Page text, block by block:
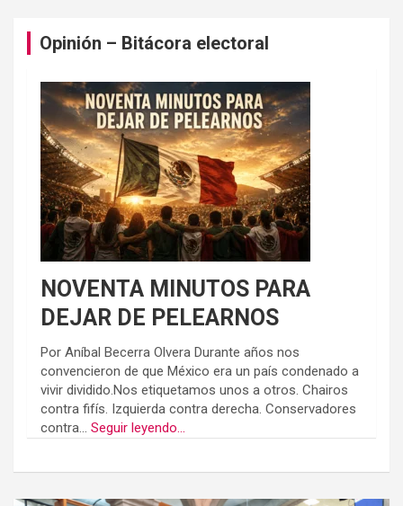
Opinión – Bitácora electoral
NOVENTA MINUTOS PARA
DEJAR DE PELEARNOS
Por Aníbal Becerra Olvera Durante años nos
convencieron de que México era un país condenado a
vivir dividido.Nos etiquetamos unos a otros. Chairos
contra fifís. Izquierda contra derecha. Conservadores
contra... Seguir leyendo...